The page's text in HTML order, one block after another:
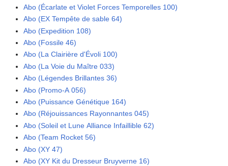
Abo (Écarlate et Violet Forces Temporelles 100)
Abo (EX Tempête de sable 64)
Abo (Expedition 108)
Abo (Fossile 46)
Abo (La Clairière d'Évoli 100)
Abo (La Voie du Maître 033)
Abo (Légendes Brillantes 36)
Abo (Promo-A 056)
Abo (Puissance Génétique 164)
Abo (Réjouissances Rayonnantes 045)
Abo (Soleil et Lune Alliance Infaillible 62)
Abo (Team Rocket 56)
Abo (XY 47)
Abo (XY Kit du Dresseur Bruyverne 16)